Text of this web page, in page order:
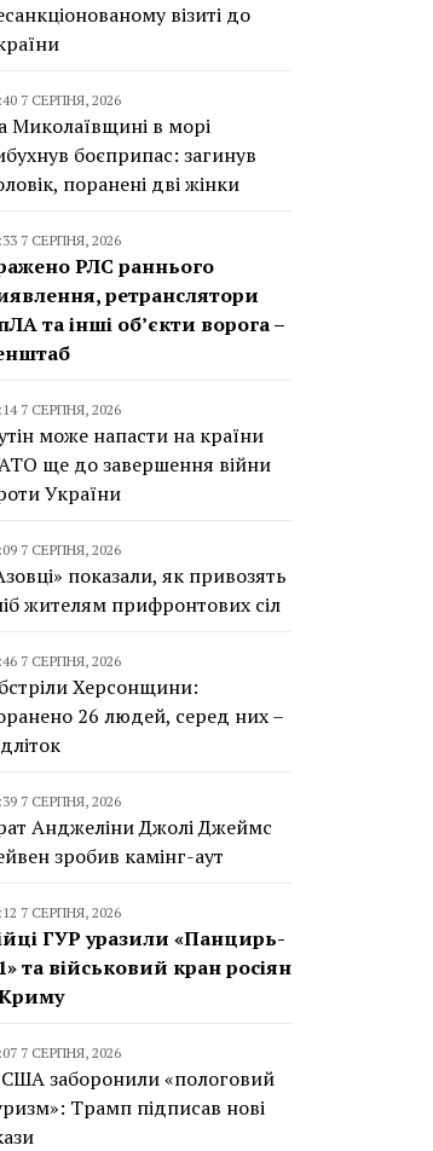
візиті до
7 СЕРПНЯ, 2026
Миколаївщині в морі
боєприпас: загинув
поранені дві жінки
7 СЕРПНЯ, 2026
РЛС раннього
ретранслятори
та інші об’єкти ворога –
7 СЕРПНЯ, 2026
може напасти на країни
ще до завершення війни
України
7 СЕРПНЯ, 2026
показали, як привозять
жителям прифронтових сіл
7 СЕРПНЯ, 2026
Херсонщини:
26 людей, серед них –
7 СЕРПНЯ, 2026
Анджеліни Джолі Джеймс
зробив камінг-аут
7 СЕРПНЯ, 2026
ГУР уразили «Панцирь-
та військовий кран росіян
7 СЕРПНЯ, 2026
заборонили «пологовий
Трамп підписав нові